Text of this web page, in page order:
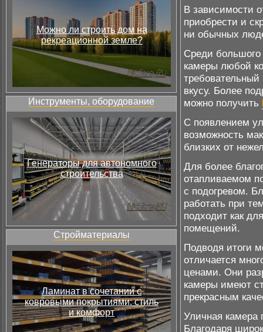
Можно ли строить дом на
рекреационной земле?
Инструменты, оборудование
Генераторы для автономного
строительства
Стройматериалы
Ламинат в сочетании с
ковровыми покрытиями: стиль
и комфорт
В зависимости
приобрести и
ни обычных
Среди большого
камеры любой
требовательный
вкусу. Более
можно получить
С появлением
возможность
близких от
Для более
отапливаемом
с подогревом.
работать при
подходит как
помещений.
Подводя итоги
отличается
ценами. Они
камеры имеют
прекрасным
Уличная камера
Благодаря